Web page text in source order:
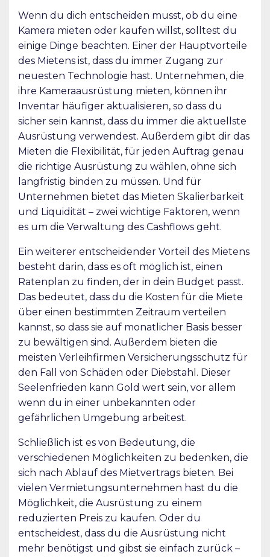
Wenn du dich entscheiden musst, ob du eine
Kamera mieten oder kaufen willst, solltest du
einige Dinge beachten. Einer der Hauptvorteile
des Mietens ist, dass du immer Zugang zur
neuesten Technologie hast. Unternehmen, die
ihre Kameraausrüstung mieten, können ihr
Inventar häufiger aktualisieren, so dass du
sicher sein kannst, dass du immer die aktuellste
Ausrüstung verwendest. Außerdem gibt dir das
Mieten die Flexibilität, für jeden Auftrag genau
die richtige Ausrüstung zu wählen, ohne sich
langfristig binden zu müssen. Und für
Unternehmen bietet das Mieten Skalierbarkeit
und Liquidität – zwei wichtige Faktoren, wenn
es um die Verwaltung des Cashflows geht.
Ein weiterer entscheidender Vorteil des Mietens
besteht darin, dass es oft möglich ist, einen
Ratenplan zu finden, der in dein Budget passt.
Das bedeutet, dass du die Kosten für die Miete
über einen bestimmten Zeitraum verteilen
kannst, so dass sie auf monatlicher Basis besser
zu bewältigen sind. Außerdem bieten die
meisten Verleihfirmen Versicherungsschutz für
den Fall von Schäden oder Diebstahl. Dieser
Seelenfrieden kann Gold wert sein, vor allem
wenn du in einer unbekannten oder
gefährlichen Umgebung arbeitest.
Schließlich ist es von Bedeutung, die
verschiedenen Möglichkeiten zu bedenken, die
sich nach Ablauf des Mietvertrags bieten. Bei
vielen Vermietungsunternehmen hast du die
Möglichkeit, die Ausrüstung zu einem
reduzierten Preis zu kaufen. Oder du
entscheidest, dass du die Ausrüstung nicht
mehr benötigst und gibst sie einfach zurück –